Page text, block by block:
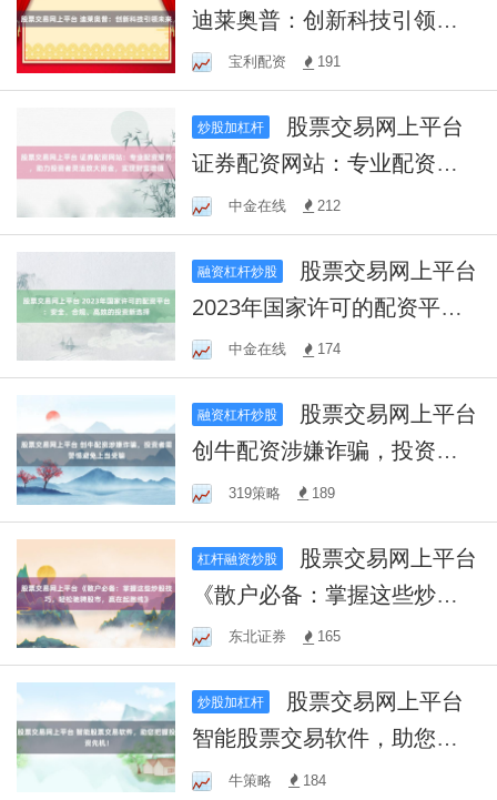
迪莱奥普：创新科技引领未
来
宝利配资 191
炒股加杠杆
证券配资网站：专业配资服
务，助力投资者灵活放大资
金，实现财富增值
中金在线 212
融资杠杆炒股
2023年国家许可的配资平
台：安全、合规、高效的投
资新选择
中金在线 174
融资杠杆炒股
创牛配资涉嫌诈骗，投资者
需警惕避免上当受骗
319策略 189
杠杆融资炒股
《散户必备：掌握这些炒股
技巧，轻松驰骋股市，赢在
起跑线》
东北证券 165
炒股加杠杆
智能股票交易软件，助您把
握投资先机！
牛策略 184